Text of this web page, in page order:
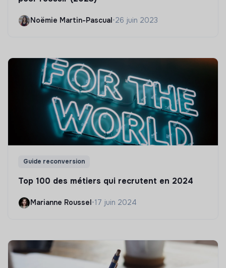
Noëmie Martin-Pascual •26 juin 2023
Guide reconversion
Top 100 des métiers qui recrutent en 2024
Marianne Roussel•17 juin 2024